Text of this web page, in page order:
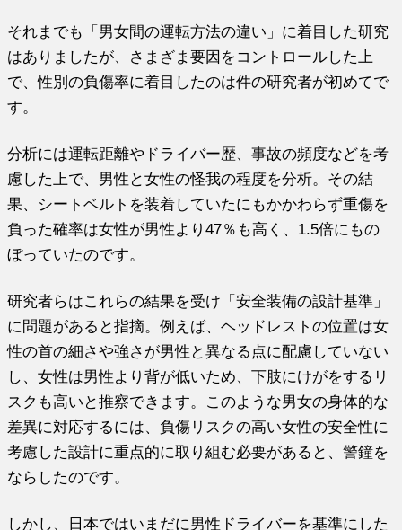
それまでも「男女間の運転方法の違い」に着目した研究
はありましたが、さまざま要因をコントロールした上
で、性別の負傷率に着目したのは件の研究者が初めてで
す。
分析には運転距離やドライバー歴、事故の頻度などを考
慮した上で、男性と女性の怪我の程度を分析。その結
果、シートベルトを装着していたにもかかわらず重傷を
負った確率は女性が男性より47％も高く、1.5倍にもの
ぼっていたのです。
研究者らはこれらの結果を受け「安全装備の設計基準」
に問題があると指摘。例えば、ヘッドレストの位置は女
性の首の細さや強さが男性と異なる点に配慮していない
し、女性は男性より背が低いため、下肢にけがをするリ
スクも高いと推察できます。このような男女の身体的な
差異に対応するには、負傷リスクの高い女性の安全性に
考慮した設計に重点的に取り組む必要があると、警鐘を
ならしたのです。
しかし、日本ではいまだに男性ドライバーを基準にした